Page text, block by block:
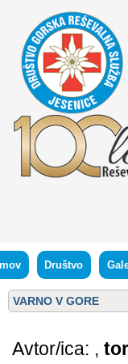
Društvo
VARNO V GORE
Avtor/ica: ,